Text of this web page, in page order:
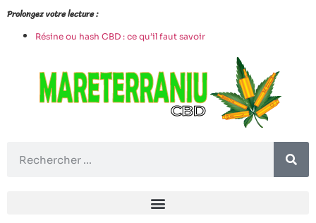
Prolongez votre lecture :
Résine ou hash CBD : ce qu’il faut savoir